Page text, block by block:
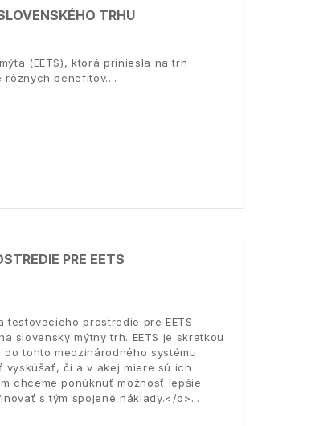
TRHU
(EETS), ktorá priniesla na trh
rôznych benefitov.
PRE EETS
testovacieho prostredie pre EETS
slovenský mýtny trh. EETS je skratkou
tohto medzinárodného systému
vyskúšať, či a v akej miere sú ich
chceme ponúknuť možnosť lepšie
s tým spojené náklady.</p>